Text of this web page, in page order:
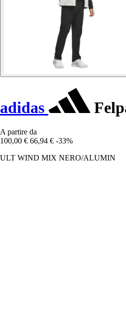
adidas
A partire da
100,00 € 66,94 € -33%
ULT WIND MIX NERO/ALUMIN